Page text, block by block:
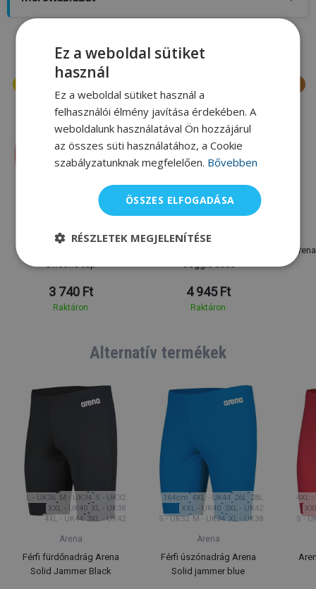
A márka legkeresettebb terméke
Arena
Silicone cap
3 740 Ft
Raktáron
Arena
Goggle Case
4 945 Ft
Raktáron
Alternatív termékek
4XL - UK44 3XL - UK42
XXL - UK40 XL - UK38
L - UK36 M - UK34 S - UK32
164cm XS - UK30
Arena
Férfi fürdőnadrág Arena
Solid Jammer Black
S - UK32 M - UK34 XL - UK38
XXL - UK40 3XL - UK42
164cm 4XL - UK44 26L 28L
L - UK36
Arena
Férfi úszónadrág Arena
Solid jammer blue
S -
4XL -
Ez a weboldal sütiket
használ
Ez a weboldal sütiket használ a
felhasználói élmény javítása érdekében. A
weboldalunk használatával Ön hozzájárul
az összes süti használatához, a Cookie
szabályzatunknak megfelelően. Bővebben
ÖSSZES ELFOGADÁSA
RÉSZLETEK MEGJELENÍTÉSE